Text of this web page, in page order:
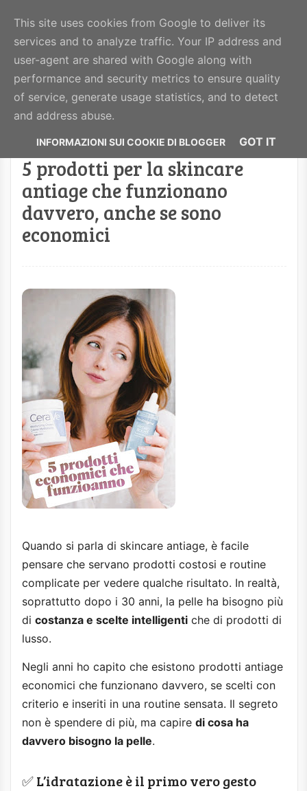
BeautyHealthy
MENU
Visualizzazione post con etichettaantiage.
Mostra tutti i post
5 prodotti per la skincare
antiage che funzionano
davvero, anche se sono
economici
Quando si parla di skincare antiage, è facile
pensare che servano prodotti costosi e routine
complicate per vedere qualche risultato. In realtà,
soprattutto dopo i 30 anni, la pelle ha bisogno più
di costanza e scelte intelligenti che di prodotti di
lusso.
Negli anni ho capito che esistono prodotti antiage
economici che funzionano davvero, se scelti con
criterio e inseriti in una routine sensata. Il segreto
non è spendere di più, ma capire di cosa ha
davvero bisogno la pelle.
✅ L’idratazione è il primo vero gesto
This site uses cookies from Google to deliver its
services and to analyze traffic. Your IP address and
user-agent are shared with Google along with
performance and security metrics to ensure quality
of service, generate usage statistics, and to detect
and address abuse.
GOT IT